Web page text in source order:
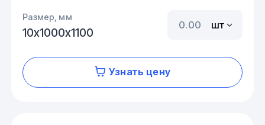
Размер, мм
10х1000х1100
шт
Узнать цену